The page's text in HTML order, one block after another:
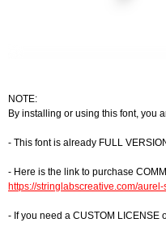
NOTE:
By installing or using this font, you
- This font is already FULL
- Here is the link to purchase
https://stringlabscreative.com/aurel-
- If you need a CUSTOM LICENSE